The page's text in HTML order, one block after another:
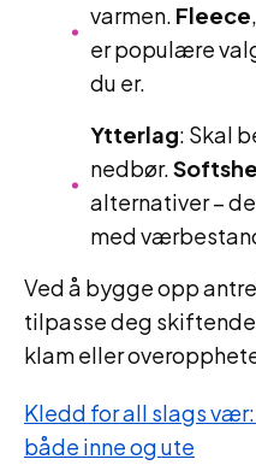
varmen. Fleece,
er populære
du er.
Ytterlag: Skal
nedbør.
alternativer –
med
Ved å bygge opp
tilpasse deg
klam eller
Kledd for all slags
både inne og ute